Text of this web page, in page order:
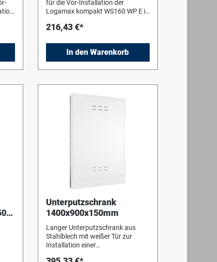
für die Vor-Installation der
Logamax kompakt WS160 WP E in
Aufputzschrank. Betätigung der
Hebelgriffen (Zubehör).
Anschlüsse G3/4"
216,43 €*
In den Warenkorb
Unterputzschrank
1400x900x150mm
Langer Unterputzschrank aus
Stahlblech mit weißer Tür zur
Installation einer